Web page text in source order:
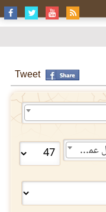
Tweet
3 - آل عمران